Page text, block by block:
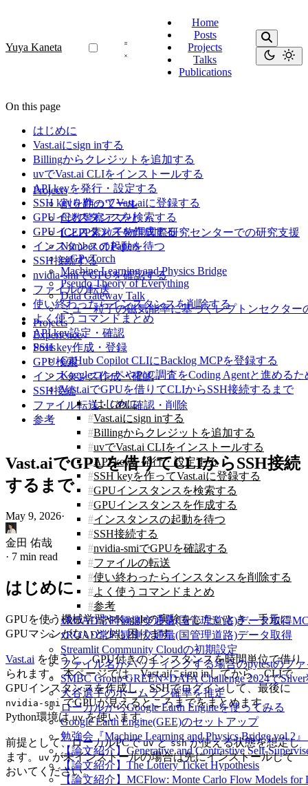
Yuya Kaneta
Home
Posts
Projects
Talks
Publications
Projects
割り勘のツール
母数警察アプリ
ICEPP素粒子物理国際研究センターでの研究支援
Number of Papers
eaGPyTorch
Machine Learning and Physics Bridge
Pseudo Theory of Everything
Data Gateway Talk
ミュー粒子の磁気能率に基づくレプトンセクター
Projects
Experience
Posts
GitHub Copilot CLIにBacklog MCPを登録する
KaggleコンペやPoC調査をCoding Agentと進める
Vast.aiでGPUを借りてCLIからSSH接続するまで
はじめに
Vast.aiにsign inする
Billingからクレジットを追加する
uvでVast.ai CLIをインストールする
API keyを発行・設定する
SSH keyを作ってVast.aiに登録する
GPUインスタンスを検索する
GPUインスタンスを作成する
インスタンスの起動を待つ
SSH接続する
nvidia-smiでGPUを確認する
ファイルの転送
使い終わったらインスタンスを削除する
よく使うコマンドまとめ
参考
xROAD常時観測交通量(国管理道路)データ取得
xROAD常時観測交通量(国管理道路)データ取得
Streamlit Community Cloudの初期設定
ファイル名がバッティングする場合のpytestのフ
SMBC Group GREEN×DATA Challenge 2024で
大谷選手のホームラン確率を推定
ローカルからGoogle Earth Engineを使ってみる
Google Earth Engine(GEE)のセットアップ
勉強会『Machine Learning and Physics Bridge vol.2
【論文紹介】Generative and Contrastive Self-
【論文紹介】The Lottery Ticket Hypothesis
【論文紹介】MCFlow: Monte Carlo Flow Models for
On this page
はじめに
Vast.aiにsign inする
Billingからクレジットを追加する
uvでVast.ai CLIをインストールする
API keyを発行・設定する
SSH keyを作ってVast.aiに登録する
GPUインスタンスを検索する
GPUインスタンスを作成する
インスタンスの起動を待つ
SSH接続する
nvidia-smiでGPUを確認する
ファイルの転送
使い終わったらインスタンスを削除する
よく使うコマンドまとめ
API key設定・確認
SSH key作成・登録
GPU検索
インスタンス作成・確認
SSH接続
ファイル転送・GPU確認・削除
参考
Vast.aiでGPUを借りてCLIからSSH接続
するまで
May 9, 2026·
金田 佑哉
· 7 min read
はじめに
GPUを使う機械学習やKaggleの実験をしたいとき、手元に
GPUマシンがないと少し困ります。
Vast.ai を使うと、GPU付きのインスタンスを時間単位で借り
られます。 本ページでは、Vast.aiにsign inしてから、CLIで
GPUインスタンスを作成し、SSHでログインして、最後に
nvidia-smi でGPUが見えるところまでをまとめます。
Python環境は uvを使います。
前提として、ローカルPCでuvとsshが使える状態を想定し
ます。
uvが未インストールの場合は先にインストールして
おいてください。